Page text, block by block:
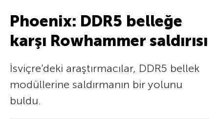
Phoenix: DDR5 belleğe
karşı Rowhammer saldırısı
İsviçre’deki araştırmacılar, DDR5 bellek
modüllerine saldırmanın bir yolunu
buldu.